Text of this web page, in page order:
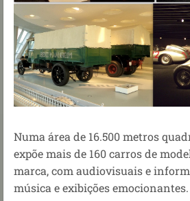
Numa área de 16.500 metros
expõe mais de 160 carros de
marca,com audiovisuais e
música e exibições emocionantes.